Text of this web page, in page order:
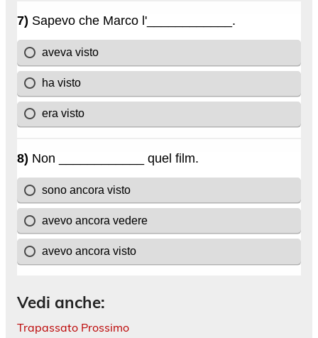
Vedi anche:
Trapassato Prossimo